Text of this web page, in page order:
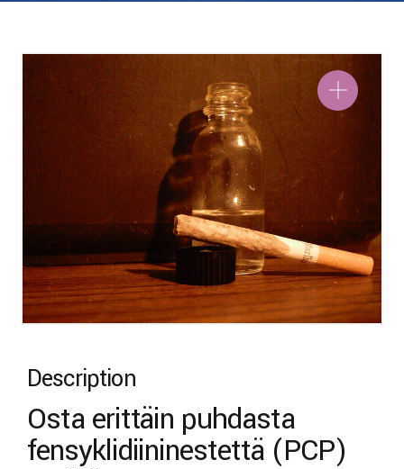
Description
Osta erittäin puhdasta
fensyklidiininestettä (PCP)